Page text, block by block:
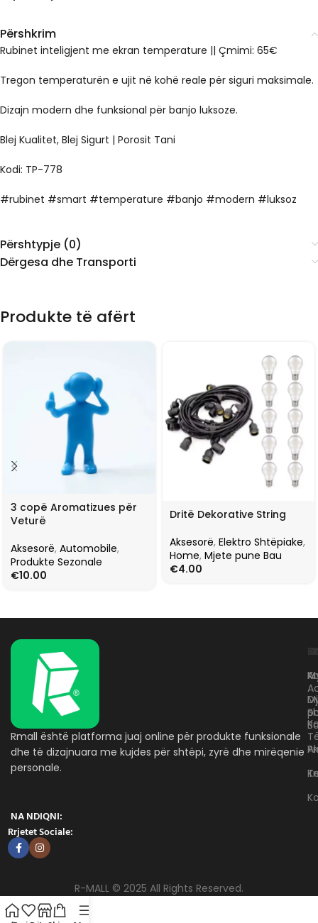
Përshkrim
Rubinet inteligjent me ekran temperature || Çmimi: 65€
Tregon temperaturën e ujit në kohë reale për siguri maksimale.
Dizajn modern dhe funksional për banjo luksoze.
Blej Kualitet, Blej Sigurt | Porosit Tani
Kodi: TP-778
#rubinet #smart #temperature #banjo #modern #luksoz
Përshtypje (0)
Dërgesa dhe Transporti
Produkte të afërt
3 copë Aromatizues për
Veturë
Aksesorë, Automobile,
Produkte Sezonale
€10.00
Dritë Dekorative String
Aksesorë, Elektro Shtëpiake,
Home, Mjete pune Bau
€4.00
Rmall është platforma juaj online për produkte funksionale
dhe të dizajnuara me kujdes për shtëpi, zyrë dhe mirëqenie
personale.
NA NDIQNI:
Rrjetet Sociale:
R-MALL © 2025 All Rights Reserved.